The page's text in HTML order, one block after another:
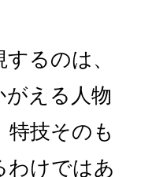
るのは、
がえる人物
特技そのも
わけではあ